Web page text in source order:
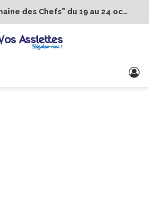
1er Édition de “La Semaine des Chefs” du 19 au 24 octobre 2026